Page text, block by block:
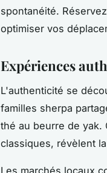
spontanéité.
optimiser vos
Expériences
L'authenticité se
familles sherpa
thé au beurre de yak.
classiques, révèlent
Les marchés locaux